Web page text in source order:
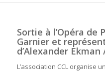
Sortie à l’Opéra de
Garnier et
d’Alexander Ekman
L’association CCL organise